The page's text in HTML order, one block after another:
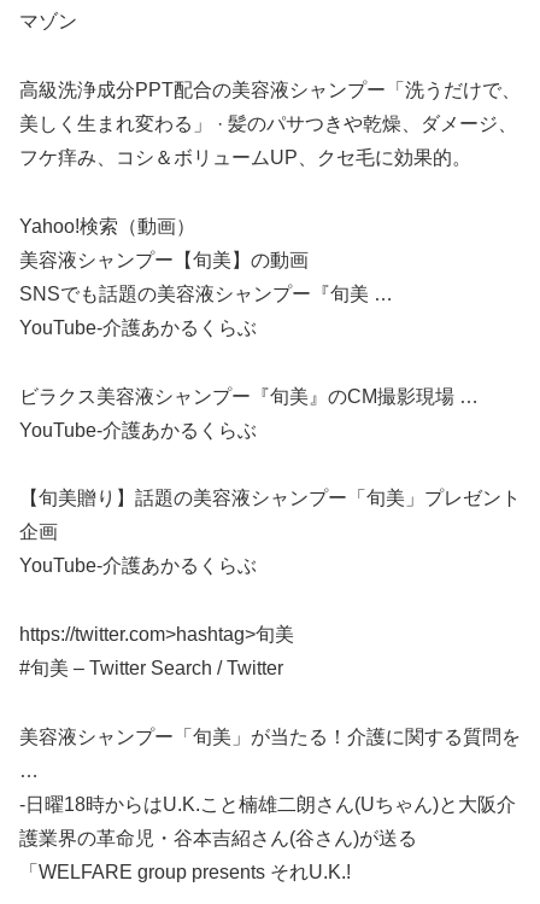
マゾン
高級洗浄成分PPT配合の美容液シャンプー「洗うだけで、
美しく生まれ変わる」 · 髪のパサつきや乾燥、ダメージ、
フケ痒み、コシ＆ボリュームUP、クセ毛に効果的。
Yahoo!検索（動画）
美容液シャンプー【旬美】の動画
SNSでも話題の美容液シャンプー『旬美 …
YouTube-介護あかるくらぶ
ビラクス美容液シャンプー『旬美』のCM撮影現場 …
YouTube-介護あかるくらぶ
【旬美贈り】話題の美容液シャンプー「旬美」プレゼント
企画
YouTube-介護あかるくらぶ
https://twitter.com>hashtag>旬美
#旬美 – Twitter Search / Twitter
美容液シャンプー「旬美」が当たる！介護に関する質問を
…
-日曜18時からはU.K.こと楠雄二朗さん(Uちゃん)と大阪介
護業界の革命児・谷本吉紹さん(谷さん)が送る
「WELFARE group presents それU.K.!